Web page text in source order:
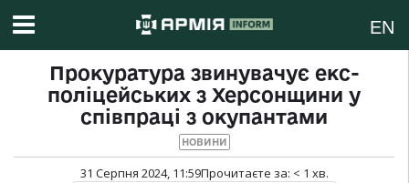
EN
Прокуратура звинувачує екс-
поліцейських з Херсонщини у
співпраці з окупантами
НОВИНИ
31 Серпня 2024, 11:59Прочитаєте за: < 1 хв.